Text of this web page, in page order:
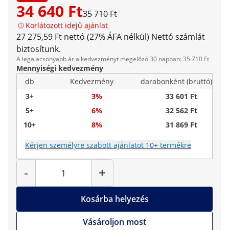
34 640 Ft35 710 Ft
Korlátozott idejű ajánlat
27 275,59 Ft nettó (27% ÁFA nélkül) Nettó számlát
biztosítunk.
A legalacsonyabb ár a kedvezményt megelőző 30 napban: 35 710 Ft
Mennyiségi kedvezmény
db
Kedvezmény
darabonként (bruttó)
3+
3%
33 601 Ft
5+
6%
32 562 Ft
10+
8% 31 869 Ft
Kérjen személyre szabott ajánlatot 10+ termékre
-
Mennyiség
+
Kosárba helyezés
Vásároljon most